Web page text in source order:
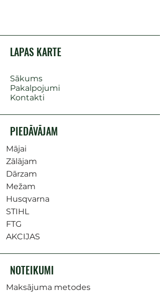
LAPAS KARTE
Sākums
Pakalpojumi
Kontakti
PIEDĀVĀJAM
Mājai
Zālājam
Dārzam
Mežam
Husqvarna
STIHL
FTG
AKCIJAS
NOTEIKUMI
Maksājuma metodes